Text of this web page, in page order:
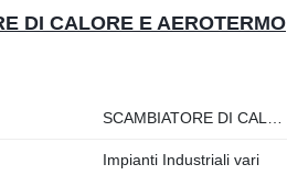
DI CALORE E AEROTERMO
Impianti Industriali vari